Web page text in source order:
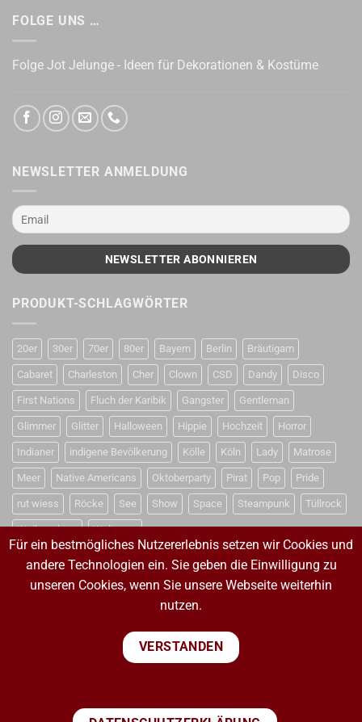
FOLGE UNS …
Folge Jot Jelunge - Ideen für Dekorationen & Kostüme
NEWSLETTER ANMELDUNG
PRODUKT-SCHLAGWÖRTER
20er 30er 70er 80er Bayern Berlin Bräutigam
Cabaret Charleston Cher Clown CSD Dandy Disco
First Nations Fluch der Karibik Gangster Gentleman
Glimmer Glitter Halloween Hippie Hochzeit Horror
Indianer indigene Bevölkerung Kölle Köln Lady Matrose
Meer Native Americans Oktoberparty Pirat Pop Pride
rut wiess Röcke See Show Space Steampunk Tüllrock
Weihnachten Weltraum
VERTRAG WIDERRUFEN
VERTRAG WIDERRUFEN
PayPal Visa MasterCard
Sepa
Für ein bestmögliches Nutzererlebnis setzen wir Cookies und
andere Technologien ein. Sie geben die Einwilligung zu
unseren Cookies, wenn Sie unsere Webseite weiterhin
nutzen.
VERSTANDEN